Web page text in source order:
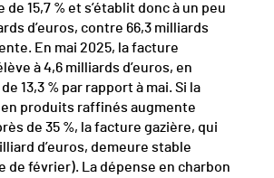
15,7 % et s’établit donc à un peu
d’euros, contre 66,3 milliards
En mai 2025, la facture
à 4,6 milliards d’euros, en
13,3 % par rapport à mai. Si la
produits raffinés augmente
de 35 %, la facture gazière, qui
d’euros, demeure stable
de février). La dépense en charbon